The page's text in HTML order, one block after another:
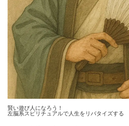
賢い遊び人になろう！
左脳系スピリチュアルで人生をリバタイズする